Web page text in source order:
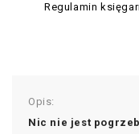
Regulamin
Opis:
Nic nie jest